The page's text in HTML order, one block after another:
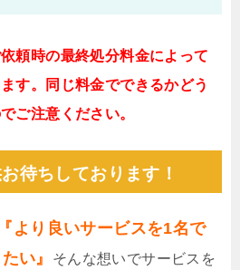
頼時の最終処分料金によって
す。同じ料金でできるかどう
ご注意ください。
待ちしております！
『より良いサービスを1名で
い』
そんな想いでサービスを